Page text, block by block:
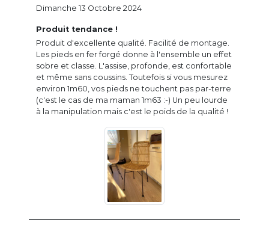
Produit tendance !
Produit d'excellente qualité. Facilité de montage.
Les pieds en fer forgé donne à l'ensemble un effet
sobre et classe. L'assise, profonde, est confortable
et même sans coussins. Toutefois si vous mesurez
environ 1m60, vos pieds ne touchent pas par-terre
(c'est le cas de ma maman 1m63 :-) Un peu lourde
à la manipulation mais c'est le poids de la qualité !
Dimanche 13 Octobre 2024